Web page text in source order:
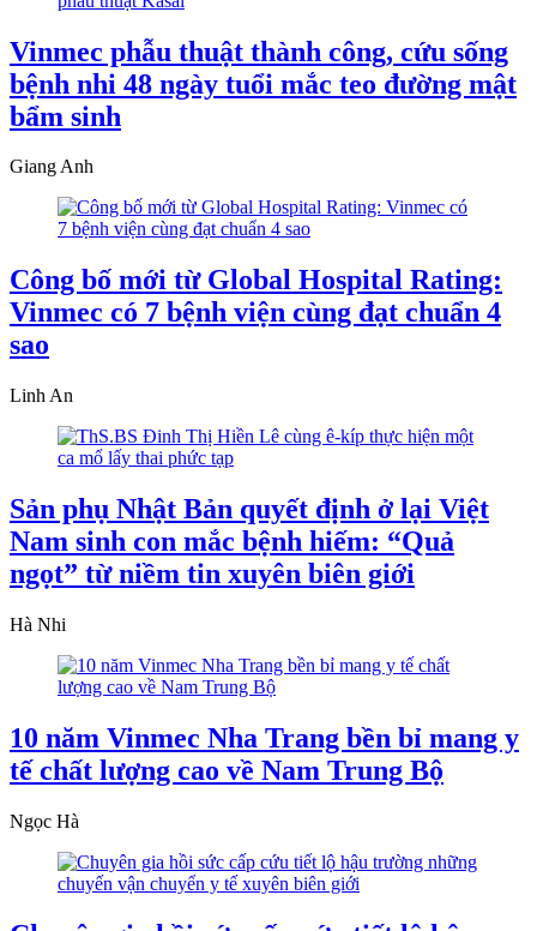
Vinmec phẫu thuật thành công, cứu sống
bệnh nhi 48 ngày tuổi mắc teo đường mật
bẩm sinh
Giang Anh
Công bố mới từ Global Hospital Rating:
Vinmec có 7 bệnh viện cùng đạt chuẩn 4
sao
Linh An
Sản phụ Nhật Bản quyết định ở lại Việt
Nam sinh con mắc bệnh hiếm: “Quả
ngọt” từ niềm tin xuyên biên giới
Hà Nhi
10 năm Vinmec Nha Trang bền bỉ mang y
tế chất lượng cao về Nam Trung Bộ
Ngọc Hà